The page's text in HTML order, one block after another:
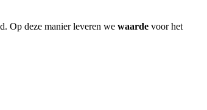
Op deze manier leveren we waarde voor het